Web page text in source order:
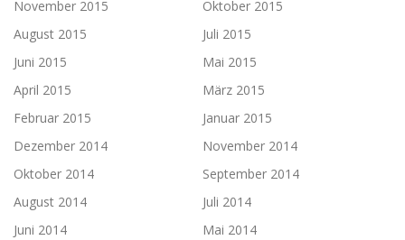
November 2015
Oktober 2015
August 2015
Juli 2015
Juni 2015
Mai 2015
April 2015
März 2015
Februar 2015
Januar 2015
Dezember 2014
November 2014
Oktober 2014
September 2014
August 2014
Juli 2014
Juni 2014
Mai 2014